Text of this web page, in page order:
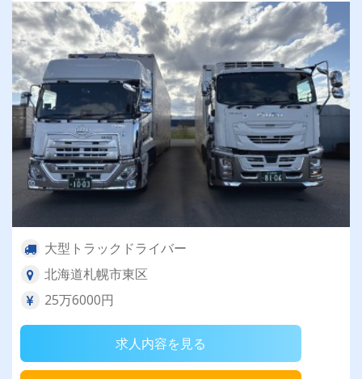
大型トラックドライバー
北海道札幌市東区
25万6000円
求人内容を見る